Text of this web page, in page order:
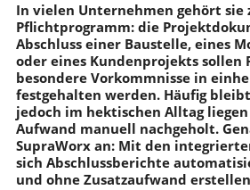
In vielen Unternehmen gehört sie
Pflichtprogramm: die
Abschluss einer Baustelle, eines
oder eines Kundenprojekts sollen
besondere Vorkommnisse in
festgehalten werden. Häufig
jedoch im hektischen Alltag
Aufwand manuell nachgeholt.
SupraWorx an: Mit den
sich Abschlussberichte
und ohne Zusatzaufwand